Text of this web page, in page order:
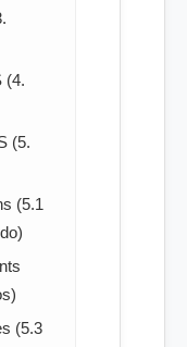
(4.
(5.
(5.1
(5.3